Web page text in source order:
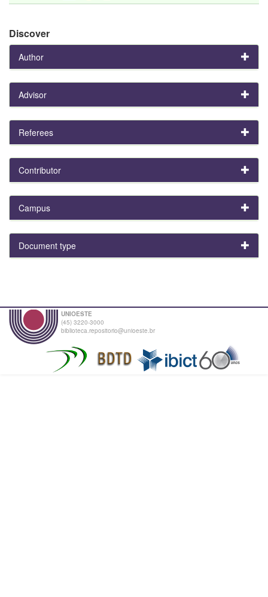
Discover
Author
Advisor
Referees
Contributor
Campus
Document type
UNIOESTE
(45) 3220-3000
biblioteca.repositorio@unioeste.br